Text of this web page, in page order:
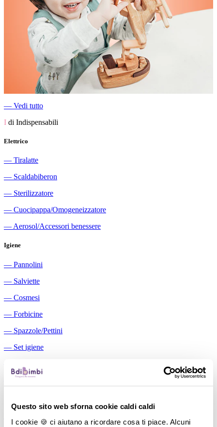
Questo sito web sforna cookie caldi caldi
I cookie 🍪 ci aiutano a ricordare cosa ti piace. Alcuni
― Vedi tutto
I di Indispensabili
Elettrico
― Tiralatte
― Scaldabiberon
― Sterilizzatore
― Cuocipappa/Omogeneizzatore
― Aerosol/Accessori benessere
Igiene
― Pannolini
― Salviette
― Cosmesi
― Forbicine
― Spazzole/Pettini
― Set igiene
Aspiratori nasali manuali
―
Cuscini allattamento